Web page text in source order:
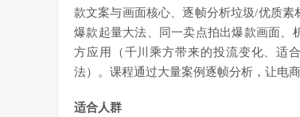
款文案与画面核心、逐帧分析垃圾/优质
爆款起量大法、同一卖点拍出爆款画面、
方应用（千川乘方带来的投流变化、适
法）。课程通过大量案例逐帧分析，让电
适合人群